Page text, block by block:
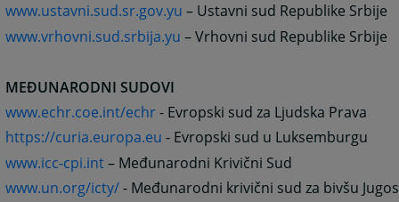
www.ustavni.sud.sr.gov.yu – Ustavni sud Republike Srbije
www.vrhovni.sud.srbija.yu – Vrhovni sud Republike Srbije
MEĐUNARODNI SUDOVI
www.echr.coe.int/echr- Evropski sud za Ljudska Prava
https://curia.europa.eu - Evropski sud u Luksemburgu
www.icc-cpi.int– Međunarodni Krivični Sud
www.un.org/icty/- Međunarodni krivični sud za bivšu